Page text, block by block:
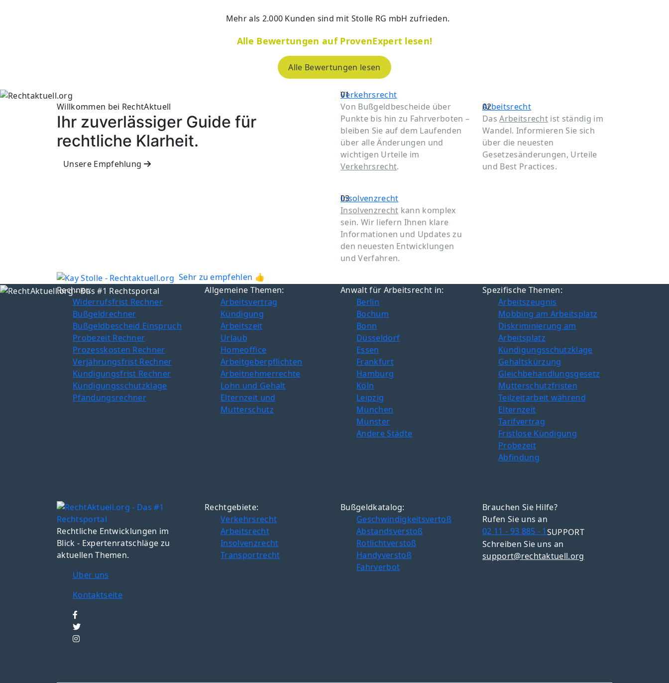
Mehr als 2.000 Kunden sind mit Stolle RG mbH zufrieden.
Alle Bewertungen auf ProvenExpert lesen!
Alle Bewertungen lesen
Willkommen bei RechtAktuell
Ihr zuverlässiger Guide für
rechtliche Klarheit.
Unsere Empfehlung
Sehr zu empfehlen 👍
01
Verkehrsrecht
Von Bußgeldbescheide über
Punkte bis hin zu Fahrverboten –
bleiben Sie auf dem Laufenden
über alle Änderungen und
wichtigen Urteile im
Verkehrsrecht.
02
Arbeitsrecht
DasArbeitsrecht ist ständig im
Wandel. Informieren Sie sich
über die neuesten
Gesetzesänderungen, Urteile
und Best Practices.
03
Insolvenzrecht
Insolvenzrecht kann komplex
sein. Wir liefern Ihnen klare
Informationen und Updates zu
den neuesten Entwicklungen
und Verfahren.
Rechner:
Widerrufsfrist Rechner
Bußgeldrechner
Bußgeldbescheid Einspruch
Probezeit Rechner
Prozesskosten Rechner
Verjährungsfrist Rechner
Kündigungsfrist Rechner
Kündigungsschutzklage
Pfändungsrechner
Allgemeine Themen:
Arbeitsvertrag
Kündigung
Arbeitszeit
Urlaub
Homeoffice
Arbeitgeberpflichten
Arbeitnehmerrechte
Lohn und Gehalt
Elternzeit und
Mutterschutz
Anwalt für Arbeitsrecht in:
Berlin
Bochum
Bonn
Düsseldorf
Essen
Frankfurt
Hamburg
Köln
Leipzig
München
Münster
Andere Städte
Spezifische Themen:
Arbeitszeugnis
Mobbing am Arbeitsplatz
Diskriminierung am
Arbeitsplatz
Kündigungsschutzklage
Gehaltskürzung
Gleichbehandlungsgesetz
Mutterschutzfristen
Teilzeitarbeit während
Elternzeit
Tarifvertrag
Fristlose Kündigung
Probezeit
Abfindung
Rechtliche Entwicklungen im
Blick - Expertenratschläge zu
aktuellen Themen.
Über uns
Kontaktseite
Rechtgebiete:
Verkehrsrecht
Arbeitsrecht
Insolvenzrecht
Transportrecht
Bußgeldkatalog:
Geschwindigkeitsvertoß
Abstandsverstoß
Rotlichtverstoß
Handyverstoß
Fahrverbot
Brauchen Sie Hilfe?
Rufen Sie uns an
02 11 - 93 885 - 1SUPPORT
Schreiben Sie uns an
support@rechtaktuell.org